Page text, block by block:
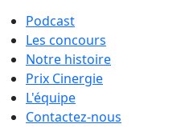
Podcast
Les concours
Notre histoire
Prix Cinergie
L'équipe
Contactez-nous